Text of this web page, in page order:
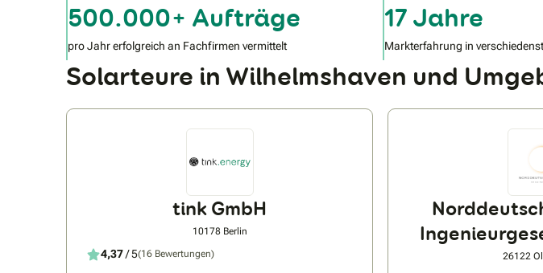
500.000+ Aufträge
pro Jahr erfolgreich an Fachfirmen vermittelt
17 Jahre
Markterfahrung in
Solarteure in Wilhelmshaven und
tink GmbH
10178 Berlin
4,37/ 5(16 Bewertungen) 26122